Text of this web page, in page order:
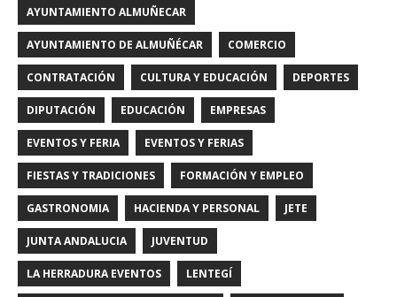
AYUNTAMIENTO ALMUÑECAR
AYUNTAMIENTO DE ALMUÑÉCAR COMERCIO
CONTRATACIÓN CULTURA Y EDUCACIÓN DEPORTES
DIPUTACIÓN EDUCACIÓN EMPRESAS
EVENTOS Y FERIA EVENTOS Y FERIAS
FIESTAS Y TRADICIONES FORMACIÓN Y EMPLEO
GASTRONOMIA HACIENDA Y PERSONAL JETE
JUNTA ANDALUCIA JUVENTUD
LA HERRADURA EVENTOS LENTEGÍ